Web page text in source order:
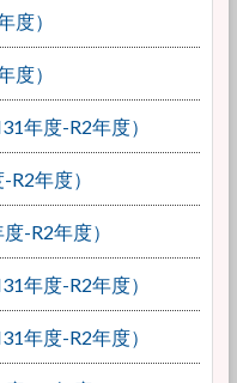
度）
度）
年度-R2年度）
年度）
-R2年度）
年度-R2年度）
年度-R2年度）